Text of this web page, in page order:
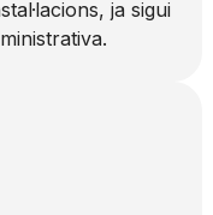
ja sigui